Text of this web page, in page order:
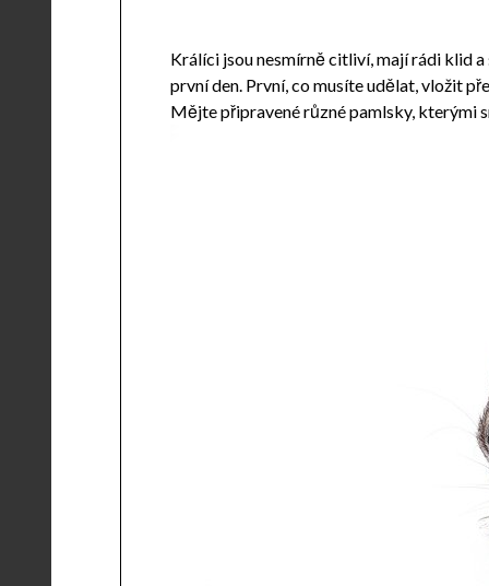
Králíci jsou nesmírně citliví, mají rádi klid
první den. První, co musíte udělat, vložit
Mějte připravené různé pamlsky, kterými